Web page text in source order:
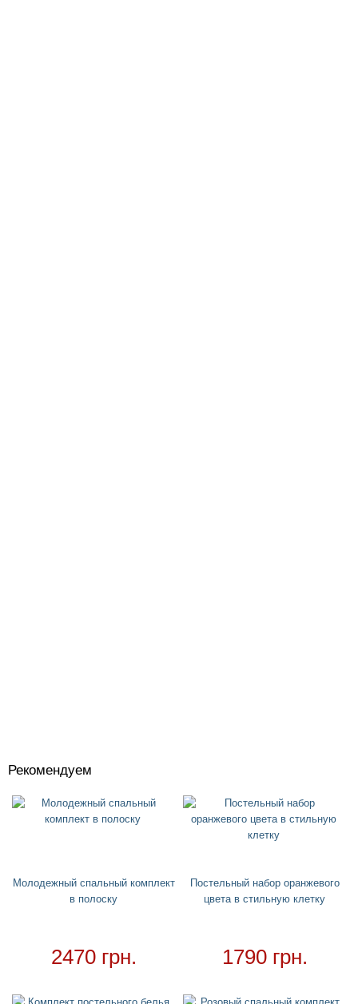
Круги
+
Матрасы
+
Пледы
Купальники
Надувные подстаканники
Рекомендуем
Молодежный спальный комплект
в полоску
2470 грн.
Постельный набор оранжевого
цвета в стильную клетку
1790 грн.